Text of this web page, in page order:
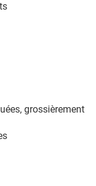
grossièrement